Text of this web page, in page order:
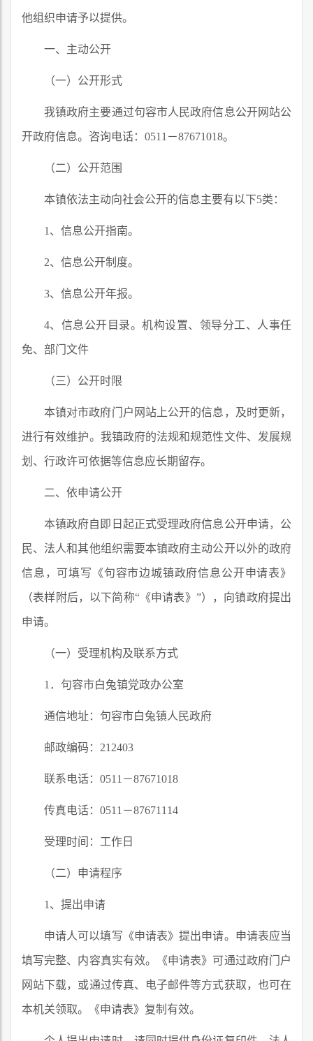
他组织申请予以提供。
一、主动公开
（一）公开形式
我镇政府主要通过句容市人民政府信息公开网站公
开政府信息。咨询电话：0511－87671018。
（二）公开范围
本镇依法主动向社会公开的信息主要有以下5类：
1、信息公开指南。
2、信息公开制度。
3、信息公开年报。
4、信息公开目录。机构设置、领导分工、人事任
免、部门文件
（三）公开时限
本镇对市政府门户网站上公开的信息，及时更新，
进行有效维护。我镇政府的法规和规范性文件、发展规
划、行政许可依据等信息应长期留存。
二、依申请公开
本镇政府自即日起正式受理政府信息公开申请，公
民、法人和其他组织需要本镇政府主动公开以外的政府
信息，可填写《句容市边城镇政府信息公开申请表》
（表样附后，以下简称“《申请表》”），向镇政府提出
申请。
（一）受理机构及联系方式
1．句容市白兔镇党政办公室
通信地址：句容市白兔镇人民政府
邮政编码：212403
联系电话：0511－87671018
传真电话：0511－87671114
受理时间：工作日
（二）申请程序
1、提出申请
申请人可以填写《申请表》提出申请。申请表应当
填写完整、内容真实有效。《申请表》可通过政府门户
网站下载，或通过传真、电子邮件等方式获取，也可在
本机关领取。《申请表》复制有效。